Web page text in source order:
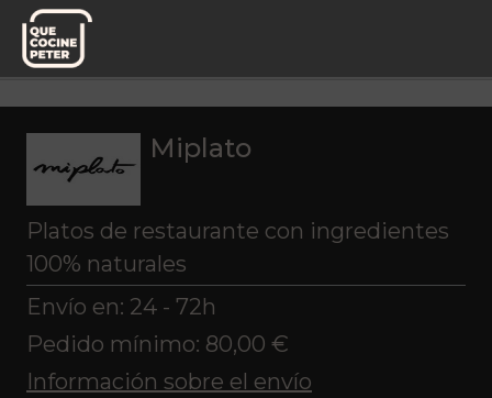
Pedido semanal
Miplato
Platos de restaurante con ingredientes
100% naturales
Envío en: 24 - 72h
Pedido mínimo: 80,00 €
Información sobre el envío